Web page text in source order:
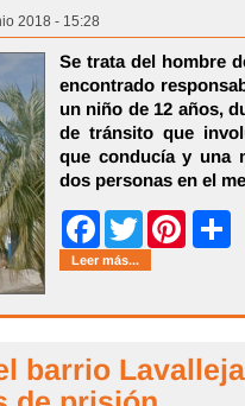
2018 - 15:28
Se trata del hombre
encontrado
un niño de 12 años,
de tránsito que
que conducía y una
dos personas en el
FacebookTwitter Pinterest
Leer más...
barrio Lavalleja